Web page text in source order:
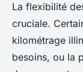
La flexibilité
cruciale.
kilométrage
besoins, ou la